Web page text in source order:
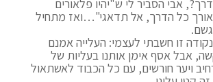
אבי הסביר לי ש"יהיו פלאורים
כל הדרך, אל תדאגי"…ואז מתחיל
זו חשבתי לעצמי: העלייה אמנם
אבל אסף אימן אותנו בעליות של
ויער חורשים, עם כל הכבוד לאשתאול